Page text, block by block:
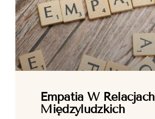
Empatia W Relacjach
Międzyludzkich